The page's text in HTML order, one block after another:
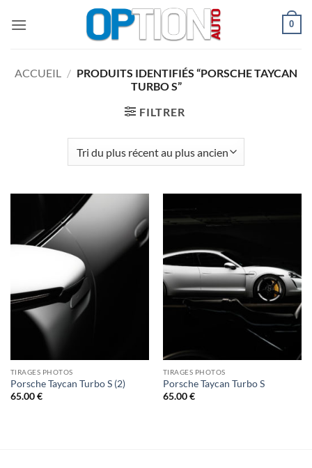
0
ACCUEIL / PRODUITS IDENTIFIÉS “PORSCHE TAYCAN
TURBO S”
FILTRER
TIRAGES PHOTOS
Porsche Taycan Turbo S (2)
65.00€
TIRAGES PHOTOS
Porsche Taycan Turbo S
65.00€